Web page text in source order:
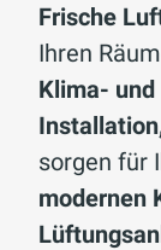
Frische
Ihren
Klima-
sorgen für
modernen